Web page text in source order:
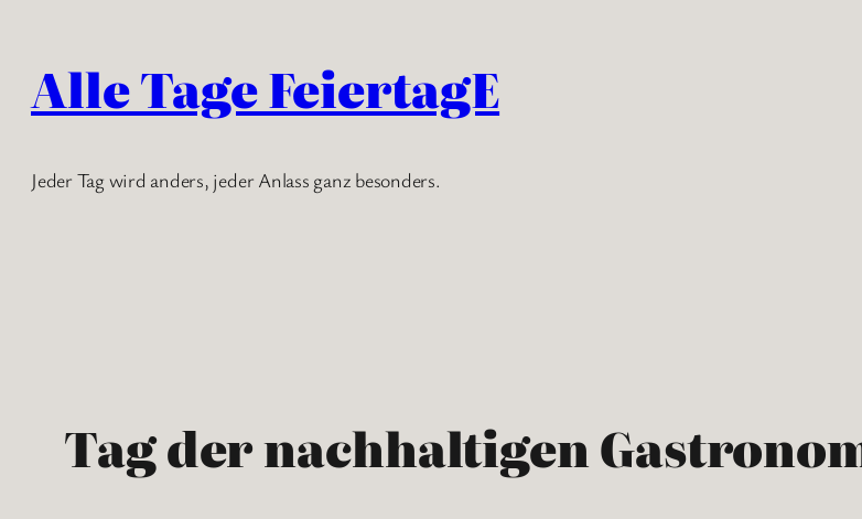
springen
Alle Tage FeiertagE
Jeder Tag wird anders, jeder Anlass ganz besonders.
Tag der nachhaltigen